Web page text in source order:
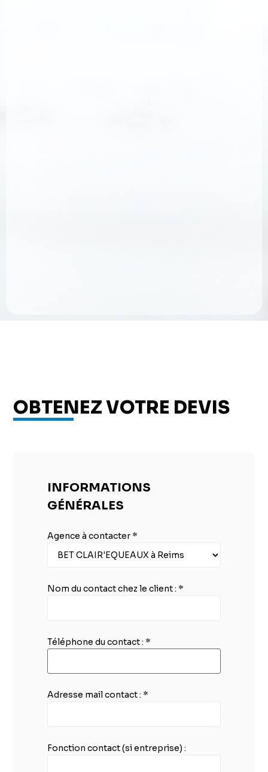
OBTENEZ VOTRE DEVIS
INFORMATIONS
GÉNÉRALES
Agence à contacter *
Nom du contact chez le client : *
Téléphone du contact : *
Adresse mail contact : *
Fonction contact (si entreprise) :